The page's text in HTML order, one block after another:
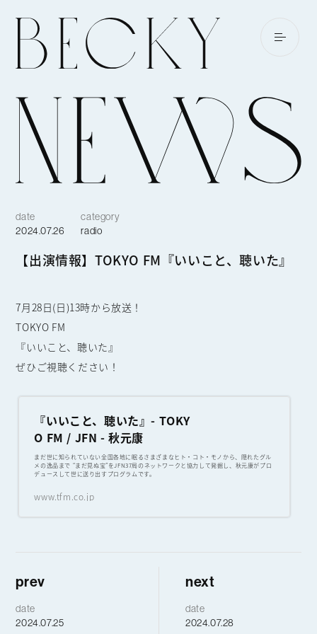
date
2024.07.26
category
radio
【出演情報】TOKYO FM『いいこと、聴いた』
7月28日(日)13時から放送！
TOKYO FM
『いいこと、聴いた』
ぜひご視聴ください！
『いいこと、聴いた』- TOKY
O FM / JFN - 秋元康
まだ世に知られていない全国各地に眠るさまざまなヒト・コト・モノから、隠れたグル
メの逸品まで “まだ見ぬ宝”をJFN37局のネットワークと協力して発掘し、秋元康がプロ
デュースして世に送り出すプログラムです。
www.tfm.co.jp
prev
date
2024.07.25
next
date
2024.07.28